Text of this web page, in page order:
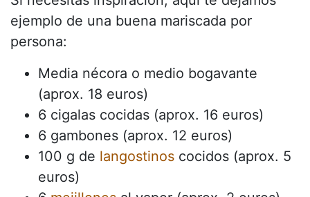
ejemplo de una buena mariscada por
persona:
Media nécora o medio bogavante
(aprox. 18 euros)
6 cigalas cocidas (aprox. 16 euros)
6 gambones (aprox. 12 euros)
100 g de langostinos cocidos (aprox. 5
euros)